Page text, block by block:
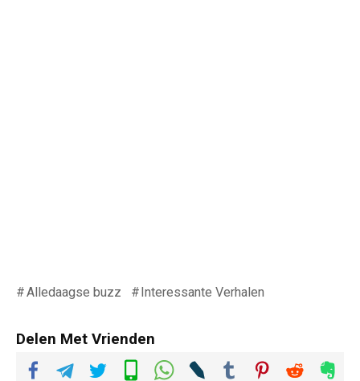
Alledaagse buzz Interessante Verhalen
Delen Met Vrienden